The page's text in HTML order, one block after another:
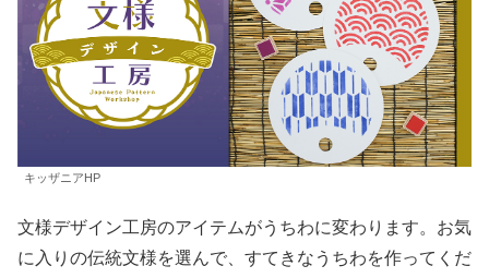
キッザニアHP
文様デザイン工房のアイテムがうちわに変わります。お気
に入りの伝統文様を選んで、すてきなうちわを作ってくだ